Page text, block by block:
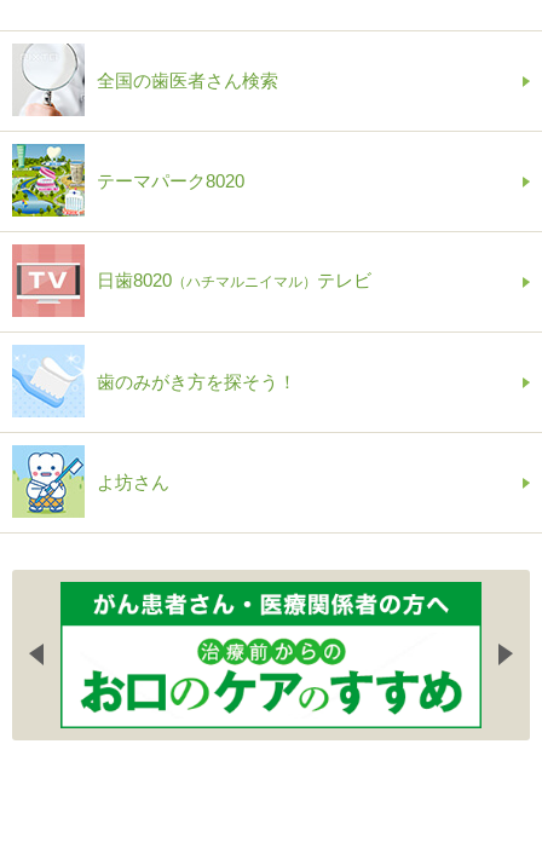
全国の歯医者さん検索
テーマパーク8020
日歯8020 （ハチマルニイマル） テレビ
歯のみがき方を探そう！
よ坊さん